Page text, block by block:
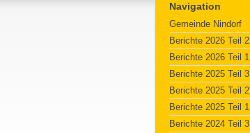
Navigation
Gemeinde Nindorf
Berichte 2026 Teil 2
Berichte 2026 Teil 1
Berichte 2025 Teil 3
Berichte 2025 Teil 2
Berichte 2025 Teil 1
Berichte 2024 Teil 3